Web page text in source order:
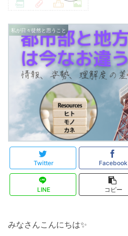
私が日々徒然と思うこと
Twitter Facebook
LINE コピー
みなさんこんにちは✨